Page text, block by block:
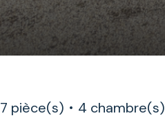
7 pièce(s) 4 chambre(s)